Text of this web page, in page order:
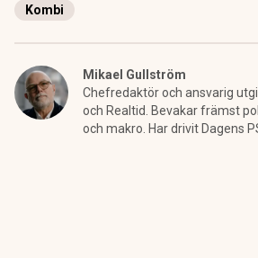
Kombi
Mikael Gullström
Chefredaktör och ansvarig
och Realtid. Bevakar främst
och makro. Har drivit Dagens